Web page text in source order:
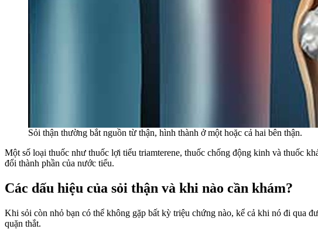
Sỏi thận thường bắt nguồn từ thận, hình thành ở một hoặc cả hai bên thận.
Một số loại thuốc như thuốc lợi tiểu triamterene, thuốc chống động kinh và thuốc
đổi thành phần của nước tiểu.
Các dấu hiệu của sỏi thận và khi nào cần khám?
Khi sỏi còn nhỏ bạn có thể không gặp bất kỳ triệu chứng nào, kể cả khi nó đi qua
quặn thắt.